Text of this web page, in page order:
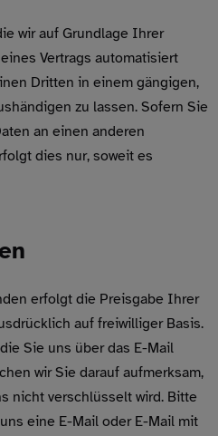
wir auf Grundlage Ihrer
Vertrags automatisiert
Dritten in einem gängigen,
zu lassen. Sofern Sie
an einen anderen
dies nur, soweit es
erfolgt die Preisgabe Ihrer
auf freiwilliger Basis.
Sie uns über das E-Mail
wir Sie darauf aufmerksam,
nicht verschlüsselt wird. Bitte
eine E-Mail oder E-Mail mit